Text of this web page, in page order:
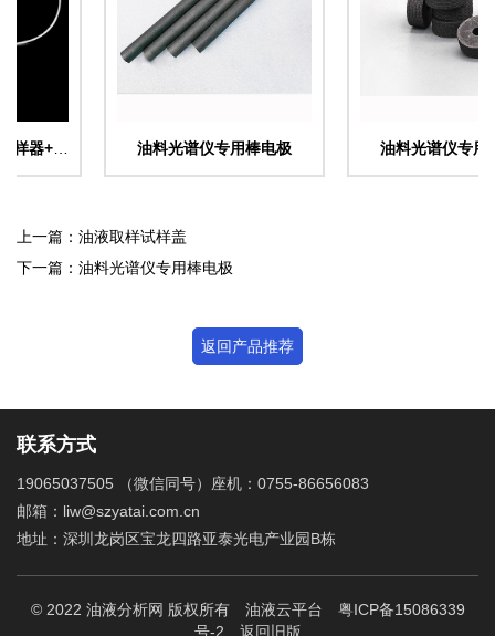
油液取样器套装（取样器+取样瓶+取样管） 油料光谱仪专用棒电极 油料光谱仪专用盘电
上一篇：油液取样试样盖
下一篇：油料光谱仪专用棒电极
返回产品推荐
联系方式
19065037505 （微信同号）座机：0755-86656083
邮箱：liw@szyatai.com.cn
地址：深圳龙岗区宝龙四路亚泰光电产业园B栋
© 2022 油液分析网 版权所有 油液云平台
粤ICP备15086339
号-2
返回旧版